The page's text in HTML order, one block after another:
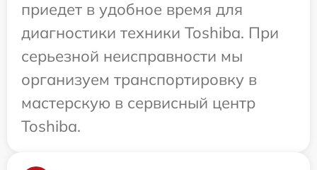
приедет в удобное время для
диагностики техники Toshiba. При
серьезной неисправности мы
организуем транспортировку в
мастерскую в сервисный центр
Toshiba.